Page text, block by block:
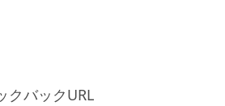
クバックURL